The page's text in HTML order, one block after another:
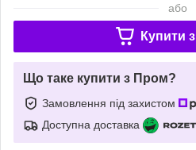
або
Купити з
Що таке купити з Пром?
Замовлення під захистом
Доступна доставка